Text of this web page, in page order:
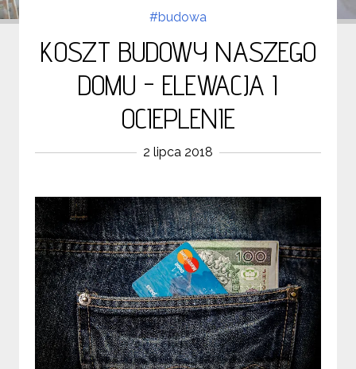
#budowa
KOSZT BUDOWY NASZEGO
DOMU - ELEWACJA I
OCIEPLENIE
2 lipca 2018